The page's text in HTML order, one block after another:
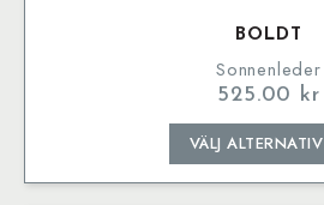
BOLDT
Sonnenleder
525.00 kr
VÄLJ ALTERNATIV
Den
här
produkten